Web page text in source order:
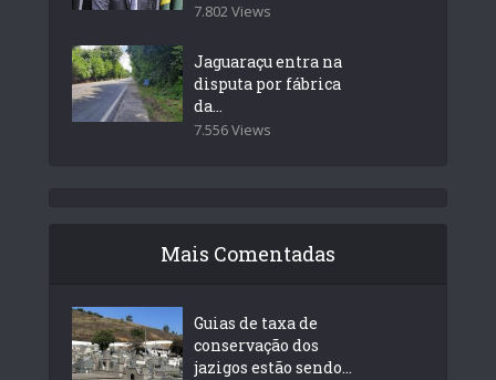
7.802 Views
Jaguaraçu entra na
disputa por fábrica
da...
7.556 Views
Mais Comentadas
Guias de taxa de
conservação dos
jazigos estão sendo...